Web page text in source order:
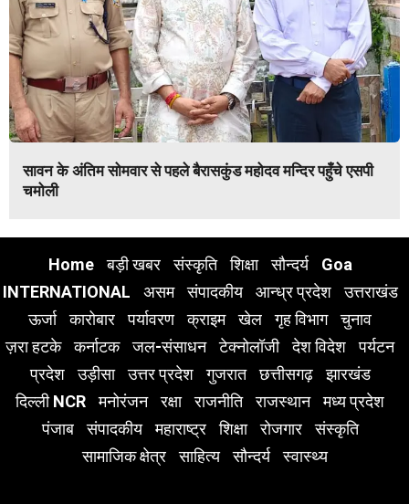
सावन के अंतिम सोमवार से पहले बैरासकुंड महोदव मन्दिर पहुँचे एसपी
चमोली
Home बड़ी खबर संस्कृति शिक्षा सौन्दर्य
Goa
INTERNATIONAL
असम संपादकीय आन्ध्र प्रदेश
उत्तराखंड
ऊर्जा
कारोबार पर्यावरण क्राइम खेल गृह विभाग
चुनाव
ज़रा हटके
कर्नाटक जल-संसाधन टेक्नोलॉजी देश विदेश
पर्यटन
प्रदेश
उड़ीसा उत्तर प्रदेश गुजरात छत्तीसगढ़
झारखंड
दिल्ली NCR
मनोरंजन रक्षा राजनीति राजस्थान
मध्य प्रदेश
पंजाब
संपादकीय महाराष्ट्र शिक्षा रोजगार
संस्कृति
सामाजिक क्षेत्र
साहित्य सौन्दर्य स्वास्थ्य